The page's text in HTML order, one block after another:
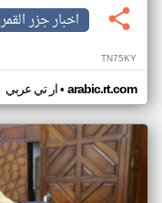
اخبار جزر القمر
TN75KY
ار تي عربي• arabic.rt.com